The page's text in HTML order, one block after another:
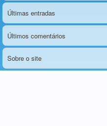
Últimas entradas
Últimos comentários
Sobre o site